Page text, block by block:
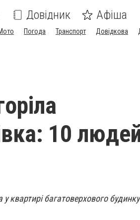
Довідник Афіша
Погода Транспорт Довідкова
10
багатоверхового